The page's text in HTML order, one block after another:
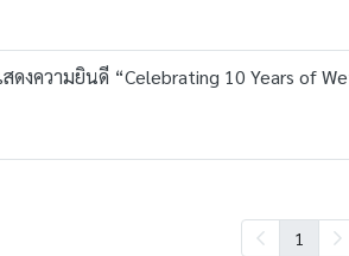
งความยินดี “Celebrating 10 Years of
1